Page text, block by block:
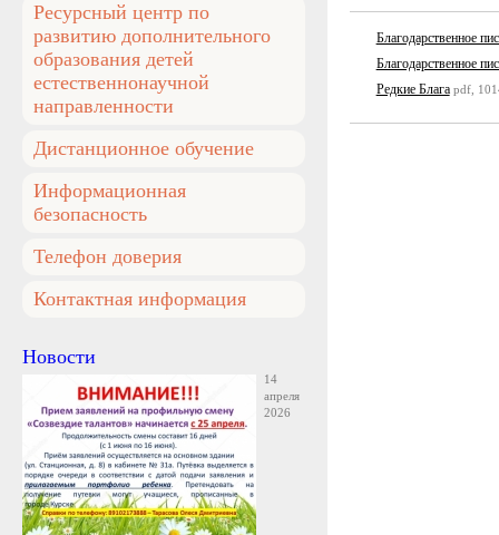
Ресурсный центр по
развитию дополнительного
образования детей
естественнонаучной
направленности
Дистанционное обучение
Информационная
безопасность
Телефон доверия
Контактная информация
Новости
14
апреля
2026
Благодарственное
Благодарственное
Редкие Блага pdf,